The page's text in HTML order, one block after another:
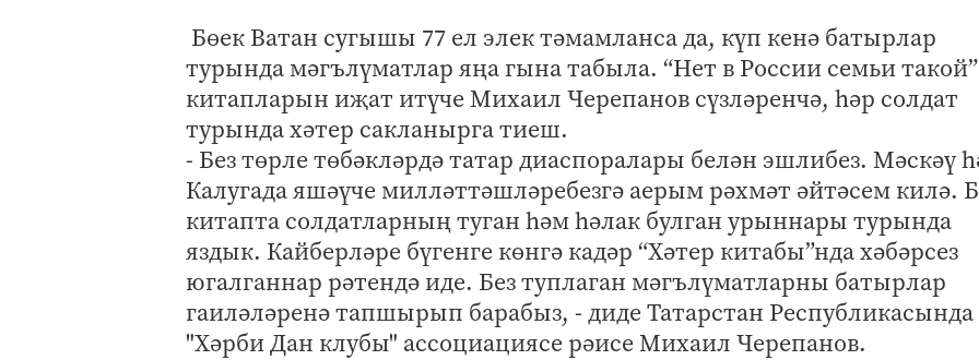
Бөек Ватан сугышы 77 ел элек тәмамланса да, күп кенә батырлар
турында мәгълүматлар яңа гына табыла. “Нет в России семьи такой”
китапларын иҗат итүче Михаил Черепанов сүзләренчә, һәр солдат
турында хәтер сакланырга тиеш.
- Без төрле төбәкләрдә татар диаспоралары белән эшлибез. Мәскәү
Калугада яшәүче милләттәшләребезгә аерым рәхмәт әйтәсем килә.
китапта солдатларның туган һәм һәлак булган урыннары турында
яздык. Кайберләре бүгенге көнгә кадәр “Хәтер китабы”нда хәбәрсез
югалганнар рәтендә иде. Без туплаган мәгълүматларны батырлар
гаиләләренә тапшырып барабыз, - диде Татарстан Республикасында
"Хәрби Дан клубы" ассоциациясе рәисе Михаил Черепанов.